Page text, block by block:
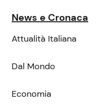
News e Cronaca
Attualità Italiana
Dal Mondo
Economia